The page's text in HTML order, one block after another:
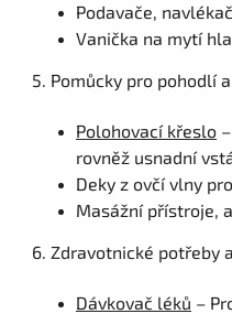
Podavače,
Vanička na mytí
5. Pomůcky pro pohodlí
Polohovací křeslo
rovněž usnadní
Deky z ovčí vlny
Masážní přístroje,
6. Zdravotnické potřeby
Dávkovač léků –